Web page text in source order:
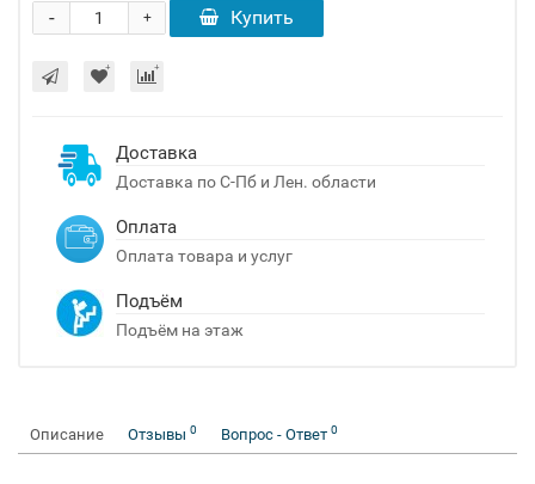
+
- Купить
Доставка
Доставка по С-Пб и Лен. области
Оплата
Оплата товара и услуг
Подъём
Подъём на этаж
Описание Отзывы 0 Вопрос - Ответ 0